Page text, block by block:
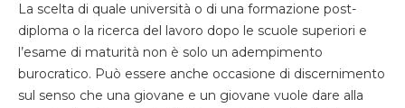
La scelta di quale università o di una formazione post-
diploma o la ricerca del lavoro dopo le scuole superiori e
l’esame di maturità non è solo un adempimento
burocratico. Può essere anche occasione di discernimento
sul senso che una giovane e un giovane vuole dare alla